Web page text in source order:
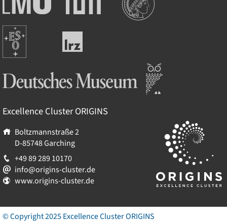
Maximilians-
München
Universität
Europäische
Südsternwarte
Leibniz-
Rechenzentrum
Excellence ClusterORIGINS
Boltzmannstraße 2
D-85748Garching
+49 89 289 10170
info@origins-cluster.de
www.origins-cluster.de
© Copyright 2025 Excellence ClusterORIGINS